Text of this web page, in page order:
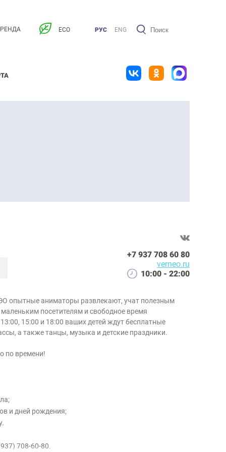
ECO РУС ENG
+7 937 708 60 80
verneo.ru
10:00 - 22:00
опытные аниматоры развлекают, учат полезным
посетителям и свободное время
15:00 и 18:00 ваших детей ждут бесплатные
а также танцы, музыка и детские праздники.
по времени!
и дней рождения;
708-60-80.